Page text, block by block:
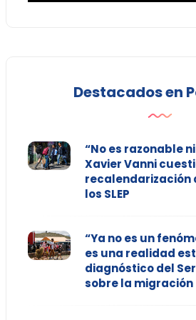
Destacados en
“No es razonable
Xavier Vanni
recalendarización
los SLEP
“Ya no es un
es una realidad
diagnóstico del
sobre la migración